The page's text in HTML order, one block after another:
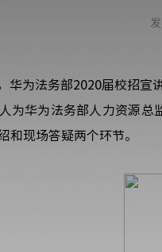
华为法务部2020届校招宣
为华为法务部人力资源
和现场答疑两个环节。